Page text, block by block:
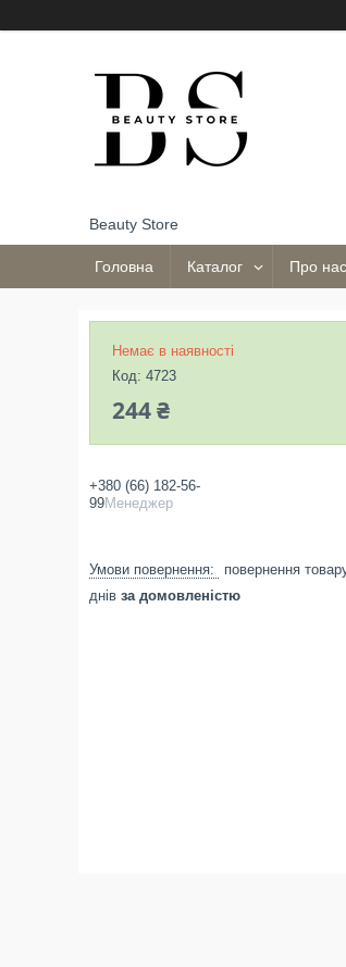
Beauty Store
Головна Каталог Про нас
Немає в наявності
Код: 4723
244 ₴
+380 (66) 182-56-
99Менеджер
повернення
днів за домовленістю